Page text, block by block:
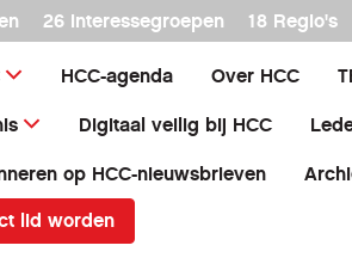
26 interessegroepen 18 Regio's
HCC-agenda Over HCC
Digitaal veilig bij HCC
op HCC-nieuwsbrieven
lid worden